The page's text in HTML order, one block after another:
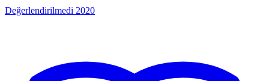
Değerlendirilmedi 2020